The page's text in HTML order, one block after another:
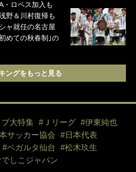
・ロペス加入も
野＆川村復帰も
ャ就任の名古屋
めての秋春制｣の
ングをもっと見る
大特集 #Ｊリーグ
#伊東純也
サッカー協会
#日本代表
#ベガルタ仙台
#松木玖生
しこジャパン